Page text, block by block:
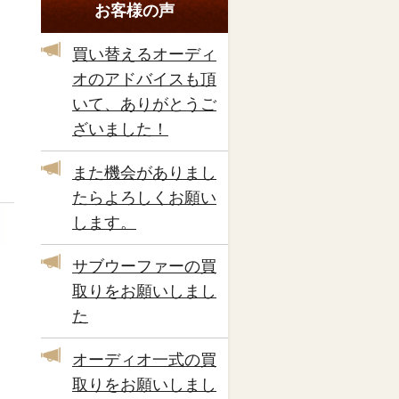
お客様の声
買い替えるオーディ
オのアドバイスも頂
いて、ありがとうご
ざいました！
また機会がありまし
たらよろしくお願い
します。
サブウーファーの買
取りをお願いしまし
た
オーディオ一式の買
取りをお願いしまし